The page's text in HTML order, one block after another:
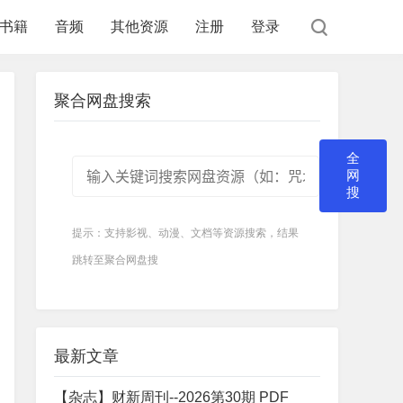
书籍 音频 其他资源 注册 登录
聚合网盘搜索
全
网
搜
提示：支持影视、动漫、文档等资源搜索，结果
跳转至聚合网盘搜
最新文章
【杂志】财新周刊--2026第30期 PDF